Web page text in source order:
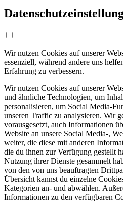
Wir nutzen Cookies auf unserer
essenziell, während andere uns
Erfahrung zu verbessern.
Wir nutzen Cookies auf unserer
und ähnliche Technologien, um
personalisieren, um Social Media-
unseren Traffic zu analysieren. Wir
vorausgesetzt, auch Informationen
Website an unsere Social Media-,
weiter, die diese mit anderen
die du ihnen zur Verfügung gestellt
Nutzung ihrer Dienste gesammelt
von den von uns beauftragten
Übersicht kannst du einzelne
Kategorien an- und abwählen.
Informationen zu den verfügbaren